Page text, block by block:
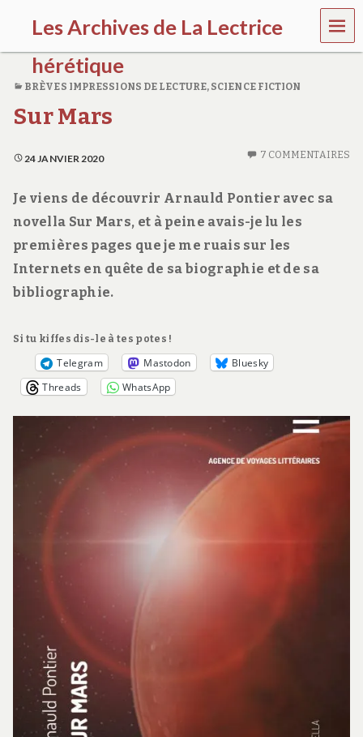
Les Archives de La Lectrice
hérétique
2
0
5
0
2
)
MEN
U
BRÈVES IMPRESSIONS DE LECTURE, SCIENCE FICTION
Sur Mars
24 JANVIER 2020 7 COMMENTAIRES
Je viens de découvrir Arnauld Pontier avec sa
novella Sur Mars, et à peine avais-je lu les
premières pages que je me ruais sur les
Internets en quête de sa biographie et de sa
bibliographie.
Si tu kiffes dis-le à tes potes !
Telegram Mastodon
Bluesky
Threads
WhatsApp